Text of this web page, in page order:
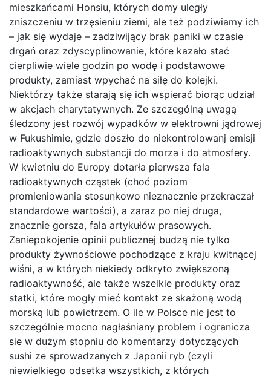
mieszkańcami Honsiu, których domy uległy
zniszczeniu w trzęsieniu ziemi, ale też podziwiamy ich
– jak się wydaje – zadziwijący brak paniki w czasie
drgań oraz zdyscyplinowanie, które kazało stać
cierpliwie wiele godzin po wodę i podstawowe
produkty, zamiast wpychać na siłę do kolejki.
Niektórzy także starają się ich wspierać biorąc udział
w akcjach charytatywnych. Ze szczególną uwagą
śledzony jest rozwój wypadków w elektrowni jądrowej
w Fukushimie, gdzie doszło do niekontrolowanj emisji
radioaktywnych substancji do morza i do atmosfery.
W kwietniu do Europy dotarła pierwsza fala
radioaktywnych cząstek (choć poziom
promieniowania stosunkowo nieznacznie przekraczał
standardowe wartości), a zaraz po niej druga,
znacznie gorsza, fala artykułów prasowych.
Zaniepokojenie opinii publicznej budzą nie tylko
produkty żywnościowe pochodzące z kraju kwitnącej
wiśni, a w których niekiedy odkryto zwiększoną
radioaktywność, ale także wszelkie produkty oraz
statki, które mogły mieć kontakt ze skażoną wodą
morską lub powietrzem. O ile w Polsce nie jest to
szczególnie mocno nagłaśniany problem i ogranicza
sie w dużym stopniu do komentarzy dotyczących
sushi ze sprowadzanych z Japonii ryb (czyli
niewielkiego odsetka wszystkich, z których